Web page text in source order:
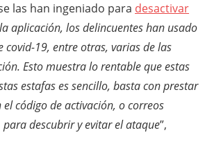
las han ingeniado para desactivar
aplicación, los delincuentes han usado
covid-19, entre otras, varias de las
Esto muestra lo rentable que estas
estafas es sencillo, basta con prestar
código de activación, o correos
descubrir y evitar el ataque”,